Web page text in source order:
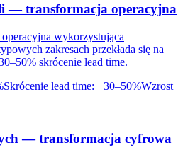
— transformacja operacyjna
wykorzystująca
zakresach przekłada się na
skrócenie lead time.
Skrócenie lead time: −30–50%Wzrost
— transformacja cyfrowa